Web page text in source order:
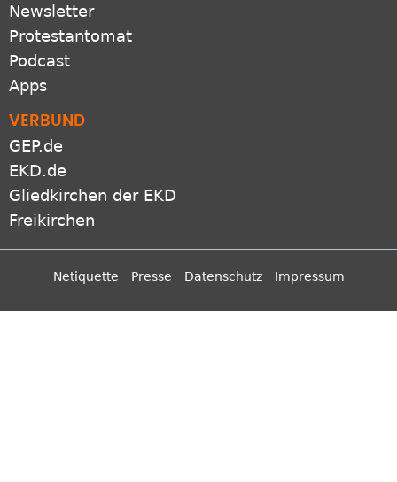
Newsletter
Protestantomat
Podcast
Apps
VERBUND
GEP.de
EKD.de
Gliedkirchen der EKD
Freikirchen
Netiquette Presse Datenschutz Impressum